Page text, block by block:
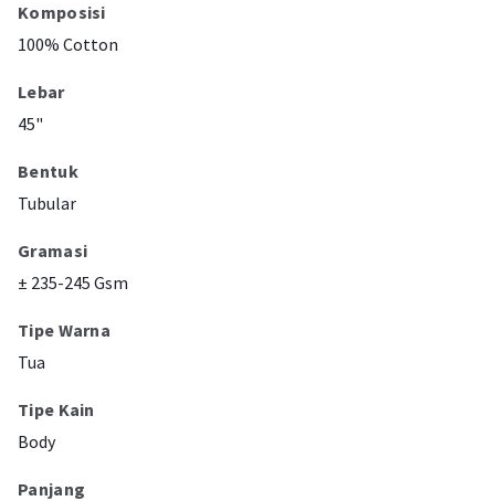
Komposisi
100% Cotton
Lebar
45"
Bentuk
Tubular
Gramasi
± 235-245 Gsm
Tipe Warna
Tua
Tipe Kain
Body
Panjang